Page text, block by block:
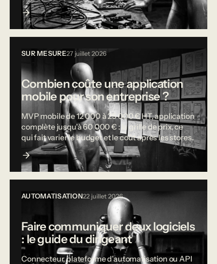
SUR MESURE27 juillet 2026
Combien coûte une application
mobile pour son entreprise ?
MVP mobile de 12 000 à 25 000 € HT, application
complète jusqu'à 60 000 € : la grille de prix, ce
qui fait varier le budget et le coût après les stores.
AUTOMATISATION22 juillet 2026
Faire communiquer deux logiciels
: le guide du dirigeant
Connecteur, plateforme d'automatisation ou API